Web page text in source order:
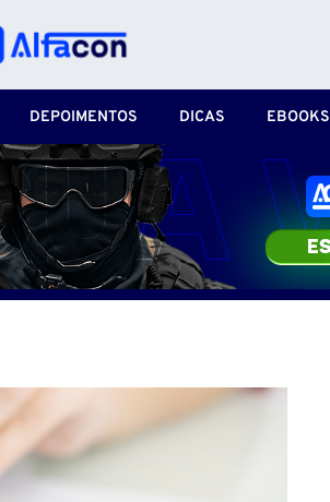
DEPOIMENTOS DICAS EBOOKS